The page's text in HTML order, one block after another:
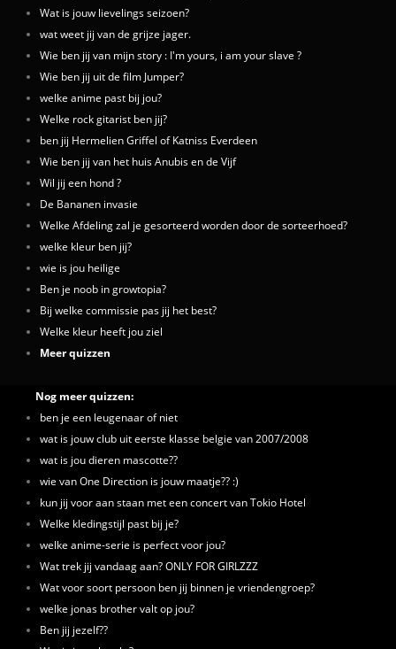
Wat is jouw lievelings seizoen?
wat weet jij van de grijze jager.
Wie ben jij van mijn story : I'm yours, i am your slave ?
Wie ben jij uit de film Jumper?
welke anime past bij jou?
Welke rock gitarist ben jij?
ben jij Hermelien Griffel of Katniss Everdeen
Wie ben jij van het huis Anubis en de Vijf
Wil jij een hond ?
De Bananen invasie
Welke Afdeling zal je gesorteerd worden door de sorteerhoed?
welke kleur ben jij?
wie is jou heilige
Ben je noob in growtopia?
Bij welke commissie pas jij het best?
Welke kleur heeft jou ziel
Meer quizzen
Nog meer quizzen:
ben je een leugenaar of niet
wat is jouw club uit eerste klasse belgie van 2007/2008
wat is jou dieren mascotte??
wie van One Direction is jouw maatje?? :)
kun jij voor aan staan met een concert van Tokio Hotel
Welke kledingstijl past bij je?
welke anime-serie is perfect voor jou?
Wat trek jij vandaag aan? ONLY FOR GIRLZZZ
Wat voor soort persoon ben jij binnen je vriendengroep?
welke jonas brother valt op jou?
Ben jij jezelf??